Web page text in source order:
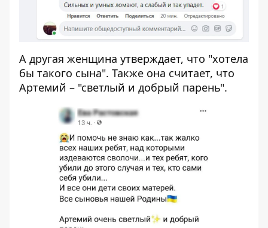
А другая женщина утверждает, что "хотела
бы такого сына". Также она считает, что
Артемий – "светлый и добрый парень".